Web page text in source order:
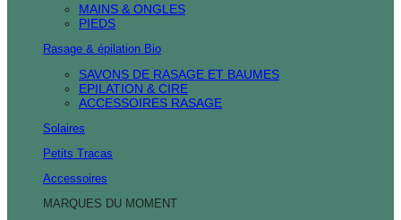
MAINS & ONGLES
PIEDS
Rasage & épilation Bio
SAVONS DE RASAGE ET BAUMES
EPILATION & CIRE
ACCESSOIRES RASAGE
Solaires
Petits Tracas
Accessoires
MARQUES DU MOMENT